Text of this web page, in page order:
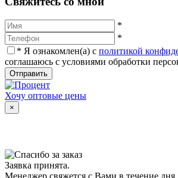
*
*
* Я ознакомлен(а) с политикой
соглашаюсь с условиями обработки
Отправить
Хочу оптовые цены
×
Заявка принята.
Менеджер свяжется с Вами в течение дня.